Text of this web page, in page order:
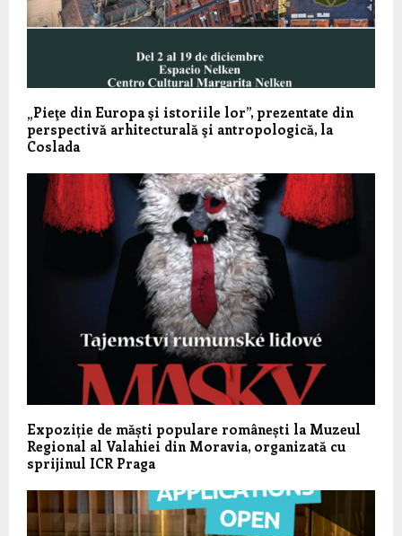
„Pieţe din Europa şi istoriile lor”, prezentate din
perspectivă arhitecturală şi antropologică, la
Coslada
Expoziție de măști populare românești la Muzeul
Regional al Valahiei din Moravia, organizată cu
sprijinul ICR Praga